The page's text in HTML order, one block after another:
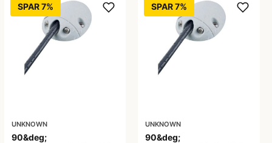
SPAR 7%
UNKNOWN
90&deg;
SPAR 7%
UNKNOWN
90&deg;